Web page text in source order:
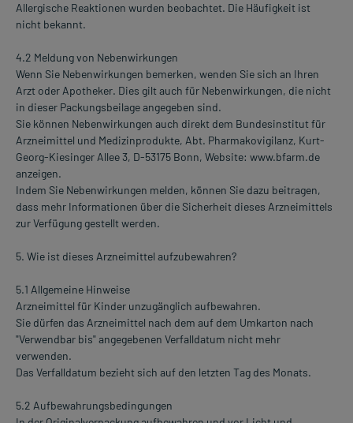
Allergische Reaktionen wurden beobachtet. Die Häufigkeit ist
nicht bekannt.
4.2 Meldung von Nebenwirkungen
Wenn Sie Nebenwirkungen bemerken, wenden Sie sich an Ihren
Arzt oder Apotheker. Dies gilt auch für Nebenwirkungen, die nicht
in dieser Packungsbeilage angegeben sind.
Sie können Nebenwirkungen auch direkt dem Bundesinstitut für
Arzneimittel und Medizinprodukte, Abt. Pharmakovigilanz, Kurt-
Georg-Kiesinger Allee 3, D-53175 Bonn, Website: www.bfarm.de
anzeigen.
Indem Sie Nebenwirkungen melden, können Sie dazu beitragen,
dass mehr Informationen über die Sicherheit dieses Arzneimittels
zur Verfügung gestellt werden.
5. Wie ist dieses Arzneimittel aufzubewahren?
5.1 Allgemeine Hinweise
Arzneimittel für Kinder unzugänglich aufbewahren.
Sie dürfen das Arzneimittel nach dem auf dem Umkarton nach
"Verwendbar bis" angegebenen Verfalldatum nicht mehr
verwenden.
Das Verfalldatum bezieht sich auf den letzten Tag des Monats.
5.2 Aufbewahrungsbedingungen